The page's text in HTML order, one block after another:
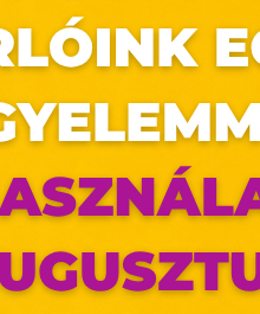
Ez az oldal sütiket
Weboldalunkon „cookie"-kat
fájlok, melyek információt